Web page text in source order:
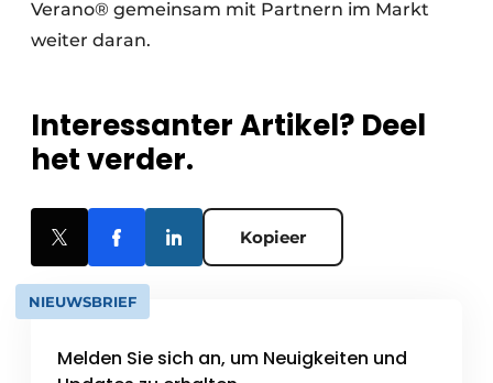
Verano® gemeinsam mit Partnern im Markt
weiter daran.
Interessanter Artikel? Deel
het verder.
Kopieer
NIEUWSBRIEF
Melden Sie sich an, um Neuigkeiten und